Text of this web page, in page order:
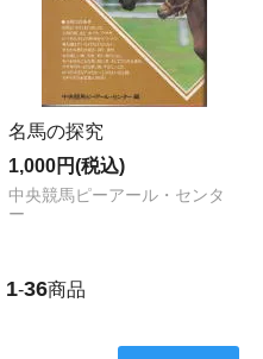
名馬の探究
1,000円(税込)
中央競馬ピーアール・センタ
ー
1-36商品